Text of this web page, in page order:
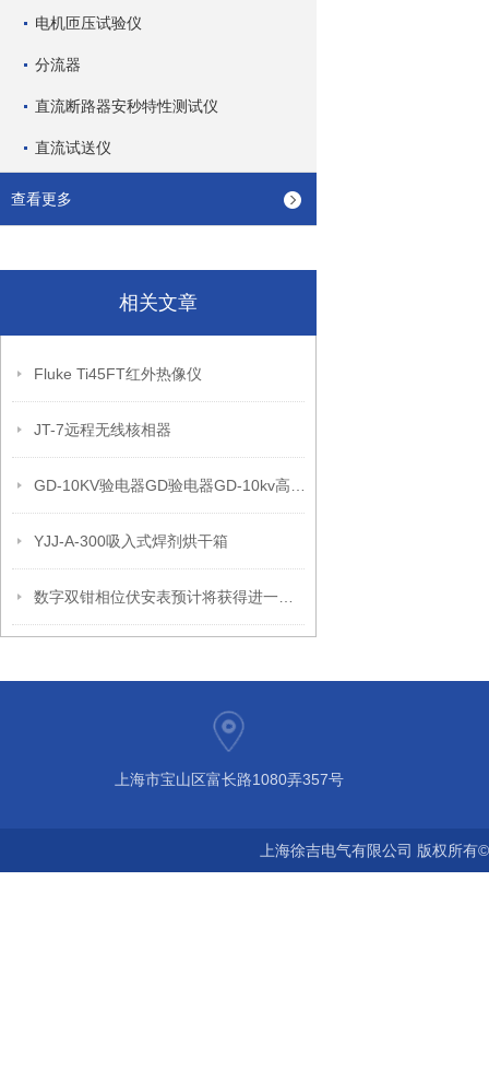
电机匝压试验仪
分流器
直流断路器安秒特性测试仪
直流试送仪
查看更多
相关文章
Fluke Ti45FT红外热像仪
JT-7远程无线核相器
YJJ-A-300吸入式焊剂烘干箱
上海市宝山区富长路1080弄357号
上海徐吉电气有限公司 版权所